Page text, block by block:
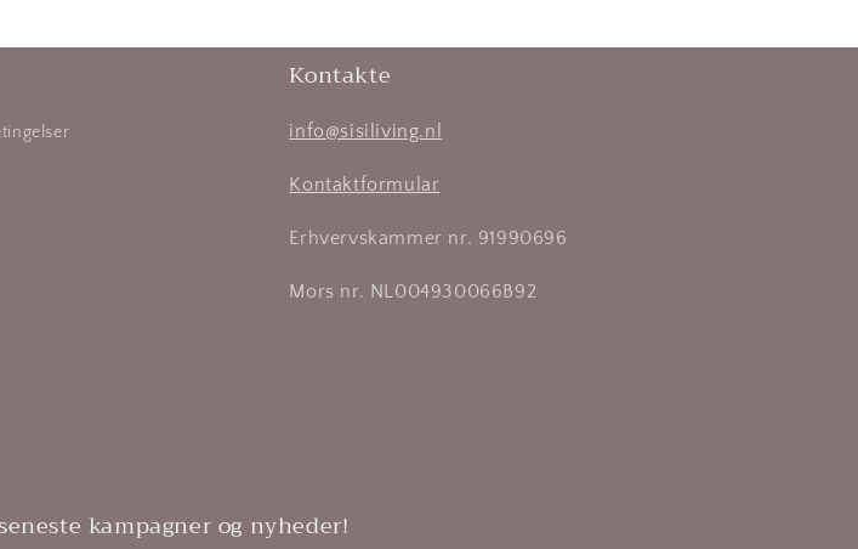
Kontakte
info@sisiliving.nl
Kontaktformular
Erhvervskammer nr. 91990696
Mors nr. NL004930066B92
kampagner og nyheder!